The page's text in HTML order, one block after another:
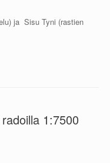
ja Sisu Tyni (rastien
1:7500